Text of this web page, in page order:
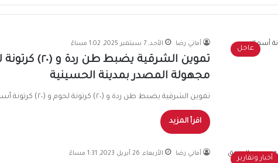
عاجل
أماني رضا الأحد, 7 سبتمبر 2025, 1:02 مساءً
مجهولة المصدر بمدينة الحسينية
تموين الشرقية يضبط طن ردة و (٢٠) كرتونة لحوم و (٢٠) كرتونة أسماك مجمدة مجهولة المصدر بمدينة الحسينية كلف…
اقرأ المزيد
أخبار وتقارير
أماني رضا الأربعاء, 26 أبريل 2023, 1:31 مساءً